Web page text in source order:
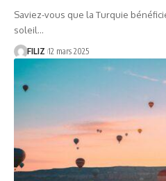
Saviez-vous que la Turquie
soleil…
FILIZ 12 mars 2025